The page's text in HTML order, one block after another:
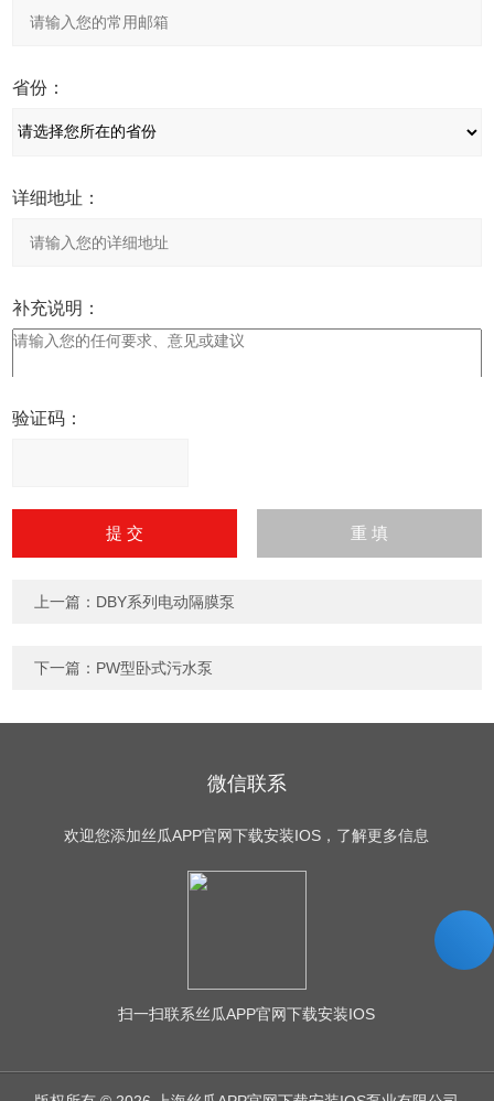
省份：
详细地址：
补充说明：
验证码：
字），如：三加四=7
上一篇： DBY系列电动隔膜泵
下一篇： PW型卧式污水泵
微信联系
欢迎您添加丝瓜APP官网下载安装IOS，了解更多信息
扫一扫联系丝瓜APP官网下载安装IOS